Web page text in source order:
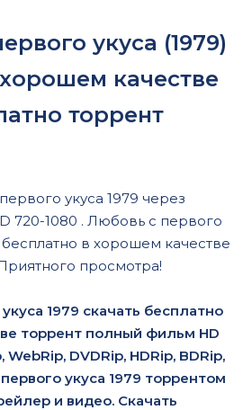
укуса (1979)
качестве
торрент
укуса 1979 через
720-1080 . Любовь с первого
бесплатно в хорошем качестве
просмотра!
1979 скачать бесплатно
торрент полный фильм HD
WebRip, DVDRip, HDRip, BDRip,
укуса 1979 торрентом
и видео. Скачать